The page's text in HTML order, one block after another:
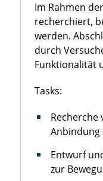
Im Rahmen
recherchiert,
werden.
durch
Funktionalität
Tasks:
Recherche
Entwurf
zur